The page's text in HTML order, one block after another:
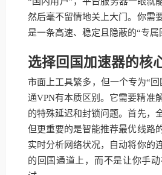
然后毫不留情地关上大门。你需
是一条高速、稳定且隐蔽的“专属
选择回国加速器的核
市面上工具繁多，但一个专为“
通VPN有本质区别。它需要精准
的特殊延迟和封锁问题。首先，
但更重要的是智能推荐最优线路
实时分析网络状况，自动将你的
的回国通道上，而不是让你手